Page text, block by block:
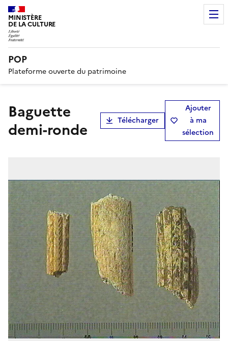
MINISTÈRE
DE LA CULTURE
POP
Plateforme ouverte du patrimoine
baguette
demi-ronde
Télécharger
Ajouter
à ma
sélection